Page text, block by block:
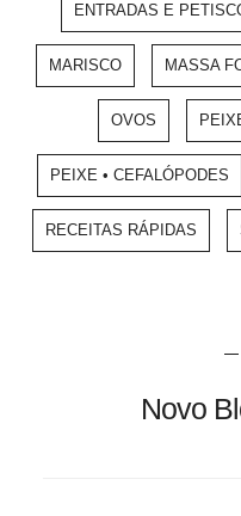
ENTRADAS E
MARISCO MASSA
OVOS
PEIXE • CEFALÓPODES
RECEITAS RÁPIDAS
Novo